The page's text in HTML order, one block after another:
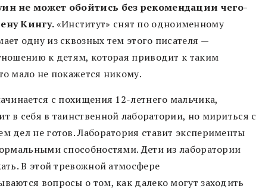
не может обойтись без рекомендации чего-
Кингу.«Институт» снят по одноименному
одну из сквозных тем этого писателя —
к детям, которая приводит к таким
мало не покажется никому.
с похищения 12-летнего мальчика,
в себя в таинственной лаборатории, но мириться с
дел не готов. Лаборатория ставит эксперименты
способностями. Дети из лаборатории
В этой тревожной атмосфере
вопросы о том, как далеко могут заходить